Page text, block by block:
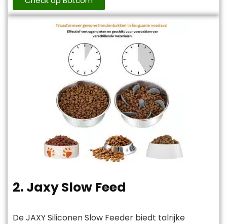
2. Jaxy Slow Feed
De JAXY Siliconen Slow Feeder biedt talrijke